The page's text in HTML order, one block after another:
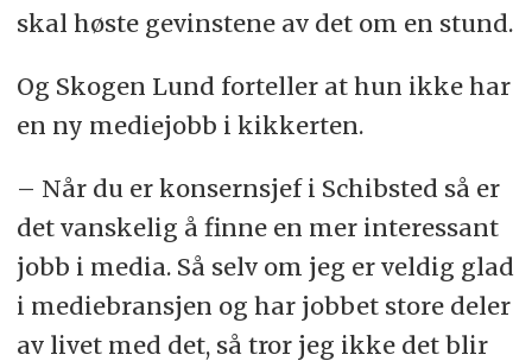
skal høste gevinstene av det om en stund.
Og Skogen Lund forteller at hun ikke har
en ny mediejobb i kikkerten.
– Når du er konsernsjef i Schibsted så er
det vanskelig å finne en mer interessant
jobb i media. Så selv om jeg er veldig glad
i mediebransjen og har jobbet store deler
av livet med det, så tror jeg ikke det blir